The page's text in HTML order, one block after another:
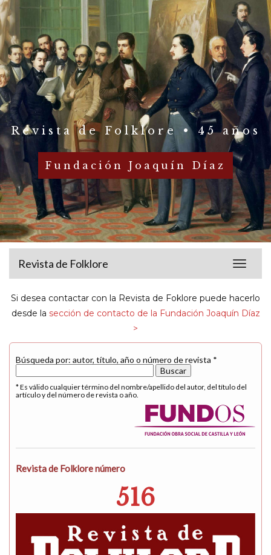
Revista de Folklore • 45 años
Fundación Joaquín Díaz
Toggle
Revista de Folklore
Si desea contactar con la Revista de Foklore puede hacerlo
desde la sección de contacto de la Fundación Joaquín Díaz
>
Búsqueda por: autor, título, año o número de revista *
* Es válido cualquier término del nombre/apellido del autor, del título del
artículo y del número de revista o año.
Revista de Folklore número
516